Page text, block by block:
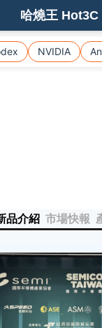
NVIDIA
哈燒王 Hot3C
品介紹 市場快報